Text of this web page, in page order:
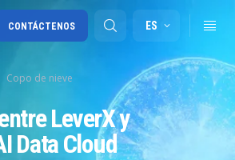
ES
CONTÁCTENOS
Copo de nieve
LeverX y
Data Cloud